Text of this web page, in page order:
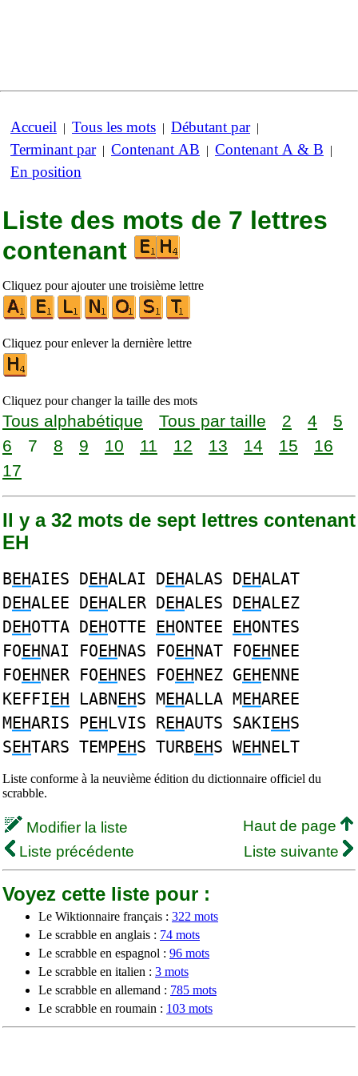
Accueil | Tous les mots | Débutant par|
Terminant par| Contenant AB | Contenant A & B |
En position
Liste des mots de 7 lettres
contenant
Cliquez pour ajouter une troisième lettre
Cliquez pour enlever la dernière lettre
Cliquez pour changer la taille des mots
Tous alphabétique Tous par taille 2 4
5
6
7 8 9 10 11 12 13 14 15
16
17
Il y a 32 mots de sept lettres contenant
EH
BEHAIES DEHALAI DEHALAS DEHALAT
DEHALEE DEHALER DEHALES DEHALEZ
DEHOTTA DEHOTTE EHONTEE EHONTES
FOEHNAI FOEHNAS FOEHNAT FOEHNEE
FOEHNER FOEHNES FOEHNEZ GEHENNE
KEFFIEH LABNEHS MEHALLA MEHAREE
MEHARIS PEHLVIS REHAUTS SAKIEHS
SEHTARS TEMPEHS TURBEHS WEHNELT
Liste conforme à la neuvième édition du dictionnaire officiel du
scrabble.
Modifier la liste
Haut de page
Liste précédente
Liste suivante
Voyez cette liste pour :
Le Wiktionnaire français : 322 mots
Le scrabble en anglais : 74 mots
Le scrabble en espagnol : 96 mots
Le scrabble en italien : 3 mots
Le scrabble en allemand : 785 mots
Le scrabble en roumain : 103 mots